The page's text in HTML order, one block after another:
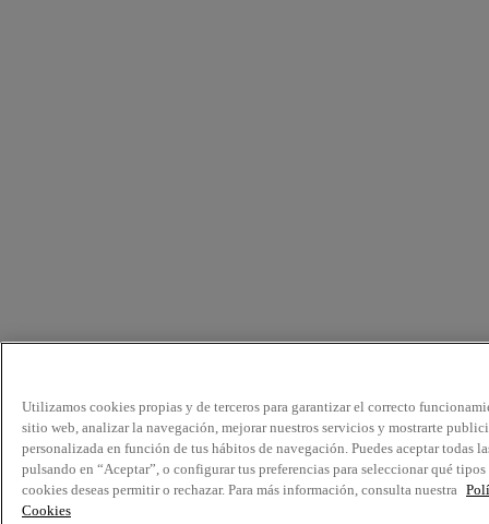
Utilizamos cookies propias y de terceros para garantizar el correcto
sitio web, analizar la navegación, mejorar nuestros servicios y mostrarte
personalizada en función de tus hábitos de navegación. Puedes aceptar todas
pulsando en “Aceptar”, o configurar tus preferencias para seleccionar qué tipos
cookies deseas permitir o rechazar. Para más información, consulta nuestra
Cookies